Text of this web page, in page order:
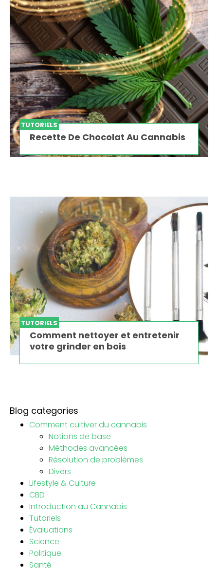
TUTORIELS
Recette De Chocolat Au Cannabis
TUTORIELS
Comment nettoyer et entretenir
votre grinder en bois
Blog categories
Comment cultiver du cannabis
Notions de base
Méthodes avancées
Résolution de problèmes
Divers
Lifestyle & Culture
CBD
Introduction au Cannabis
Tutoriels
Évaluations
Science
Politique
Santé